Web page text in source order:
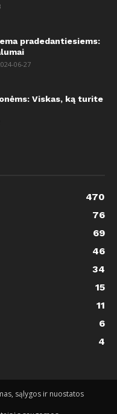
pradedantiesiems:
06-27
Viskas, ką turite
470
76
69
46
34
15
11
6
4
sąlygos ir nuostatos